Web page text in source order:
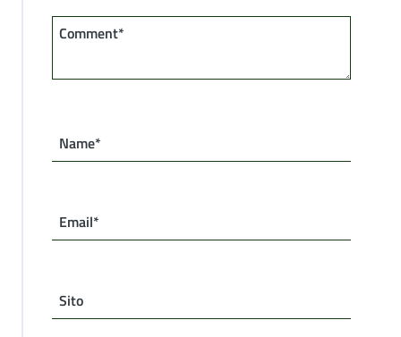
Comment*
Name*
Email*
Sito